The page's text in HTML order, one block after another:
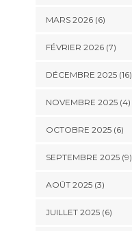
MARS 2026 (6)
FÉVRIER 2026 (7)
DÉCEMBRE 2025 (16)
NOVEMBRE 2025 (4)
OCTOBRE 2025 (6)
SEPTEMBRE 2025 (9)
AOÛT 2025 (3)
JUILLET 2025 (6)